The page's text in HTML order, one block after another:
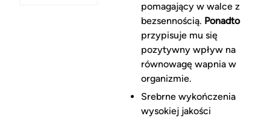
pomagający w walce z
bezsennością. Ponadto
przypisuje mu się
pozytywny wpływ na
równowagę wapnia w
organizmie.
Srebrne wykończenia
wysokiej jakości